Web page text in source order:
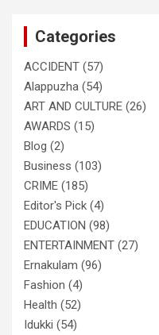
Categories
ACCIDENT (57)
Alappuzha (54)
ART AND CULTURE (26)
AWARDS (15)
Blog (2)
Business (103)
CRIME (185)
Editor's Pick (4)
EDUCATION (98)
ENTERTAINMENT (27)
Ernakulam (96)
Fashion (4)
Health (52)
Idukki (54)